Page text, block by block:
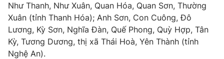
Thị trường
Tư vấn
Lịch phát sóng
Chuyên mục khác
Như Thanh, Như Xuân, Quan Hóa, Quan Sơn, Thường
Xuân (tỉnh Thanh Hóa); Anh Sơn, Con Cuông, Đô
Lương, Kỳ Sơn, Nghĩa Đàn, Quế Phong, Quỳ Hợp, Tân
Kỳ, Tương Dương, thị xã Thái Hoà, Yên Thành (tỉnh
Nghệ An).